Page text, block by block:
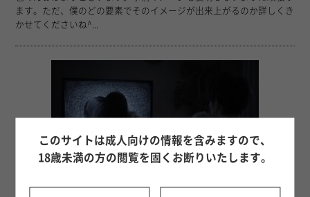
ます。ただ、僕のどの要素でそのイメージが出来上がるのか詳しくき
かせてくださいね^...
このサイトは成人向けの情報を含みますので、
18歳未満の方の閲覧を固くお断りいたします。